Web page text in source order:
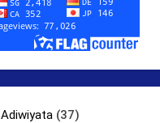
Adiwiyata (37)